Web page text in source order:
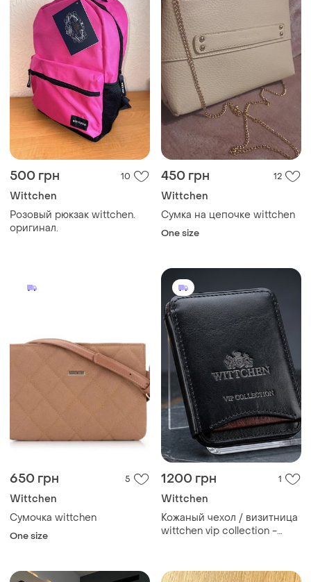
500 грн 10
Wittchen
Розовый рюкзак wittchen.
оригинал.
450 грн 12
Wittchen
Сумка на цепочке wittchen
One size
650 грн 5
Wittchen
Сумочка wittchen
One size
1200 грн 1
Wittchen
Кожаный чехол / визитница
wittchen vip collection -
премиум сегмента